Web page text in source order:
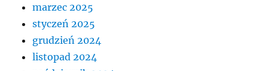
marzec 2025
styczeń 2025
grudzień 2024
listopad 2024